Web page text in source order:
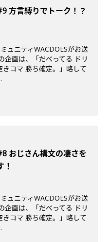
方言縛りでトーク！？
ュニティWACDOESがお送
企画は、「だべってる ドリ
きコマ 勝ち確定。」略して
おじさん構文の凄さを
！
ュニティWACDOESがお送
企画は、「だべってる ドリ
きコマ 勝ち確定。」略して